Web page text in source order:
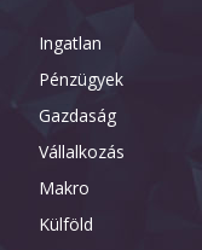
Ingatlan
Pénzügyek
Gazdaság
Vállalkozás
Makro
Külföld